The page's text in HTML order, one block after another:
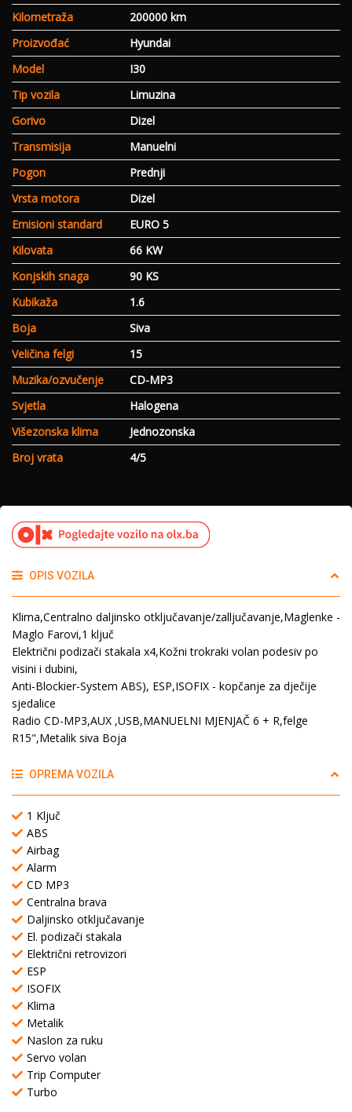
Kilometraža
200000 km
Proizvođać
Hyundai
Model
I30
Tip vozila
Limuzina
Gorivo
Dizel
Transmisija
Manuelni
Pogon
Prednji
Vrsta motora
Dizel
Emisioni standard
EURO 5
Kilovata
66 KW
Konjskih snaga
90 KS
Kubikaža
1.6
Boja
Siva
Veličina felgi
15
Muzika/ozvučenje
CD-MP3
Svjetla
Halogena
Višezonska klima
Jednozonska
Broj vrata
4/5
OPIS VOZILA
Klima,Centralno daljinsko otključavanje/zalljučavanje,Maglenke -
Maglo Farovi,1 ključ
Električni podizači stakala x4,Kožni trokraki volan podesiv po
visini i dubini,
Anti-Blockier-System ABS), ESP,ISOFIX - kopčanje za dječije
sjedalice
Radio CD-MP3,AUX ,USB,MANUELNI MJENJAČ 6 + R,felge
R15",Metalik siva Boja
OPREMA VOZILA
1 Ključ
ABS
Airbag
Alarm
CD MP3
Centralna brava
Daljinsko otključavanje
El. podizači stakala
Električni retrovizori
ESP
ISOFIX
Klima
Metalik
Naslon za ruku
Servo volan
Trip Computer
Turbo